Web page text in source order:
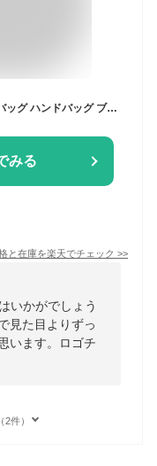
Kitamura ハンドバッグ Z-0598 キタムラ バッグ ハンドバッグ ブルー ブラウン レッド ネイビー ピンク ブラック【送料無料】
みる
と在庫を楽天でチェック >>
いかがでしょう
見た目よりずっ
います。ロゴチ
件）